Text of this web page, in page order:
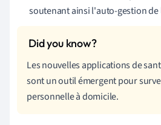
soutenant ainsi l'auto-gestion de
Les nouvelles applications de
sont un outil émergent pour
personnelle à domicile.